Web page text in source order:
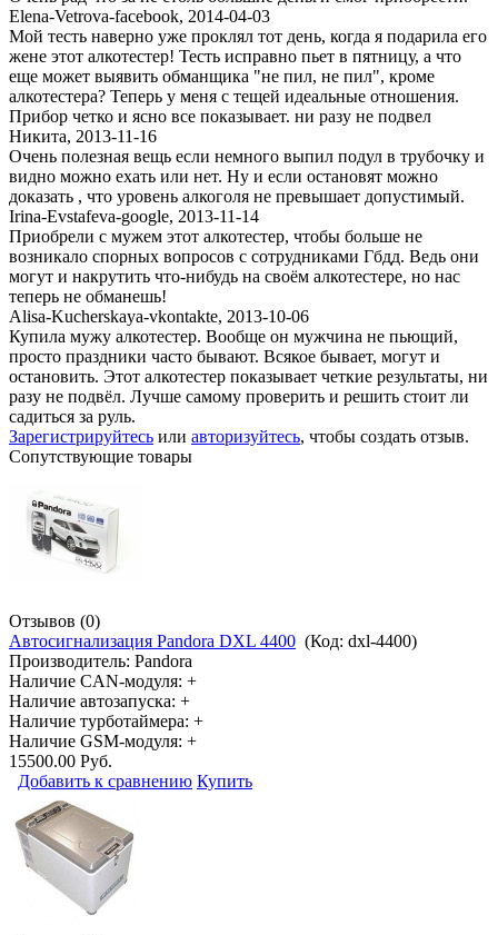
Elena-Vetrova-facebook, 2014-04-03
Мой тесть наверно уже проклял тот день, когда я подарила его
жене этот алкотестер! Тесть исправно пьет в пятницу, а что
еще может выявить обманщика "не пил, не пил", кроме
алкотестера? Теперь у меня с тещей идеальные отношения.
Прибор четко и ясно все показывает. ни разу не подвел
Никита, 2013-11-16
Очень полезная вещь если немного выпил подул в трубочку и
видно можно ехать или нет. Ну и если остановят можно
доказать , что уровень алкоголя не превышает допустимый.
Irina-Evstafeva-google, 2013-11-14
Приобрели с мужем этот алкотестер, чтобы больше не
возникало спорных вопросов с сотрудниками Гбдд. Ведь они
могут и накрутить что-нибудь на своём алкотестере, но нас
теперь не обманешь!
Alisa-Kucherskaya-vkontakte, 2013-10-06
Купила мужу алкотестер. Вообще он мужчина не пьющий,
просто праздники часто бывают. Всякое бывает, могут и
остановить. Этот алкотестер показывает четкие результаты, ни
разу не подвёл. Лучше самому проверить и решить стоит ли
садиться за руль.
Зарегистрируйтесь или авторизуйтесь, чтобы создать отзыв.
Сопутствующие товары
Отзывов (0)
Автосигнализация Pandora DXL 4400 (Код: dxl-4400)
Производитель: Pandora
Наличие CAN-модуля: +
Наличие автозапуска: +
Наличие турботаймера: +
Наличие GSM-модуля: +
15500.00 Руб.
Добавить к сравнению Купить